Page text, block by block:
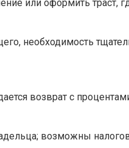
или оформить
необходимость
возврат с
возможны